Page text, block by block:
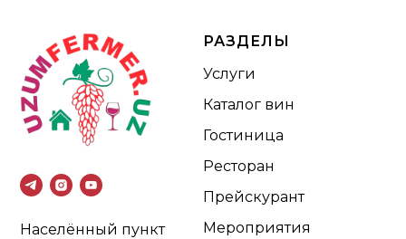
Населённый пункт
РАЗДЕЛЫ
Услуги
Каталог вин
Гостиница
Ресторан
Прейскурант
Мероприятия